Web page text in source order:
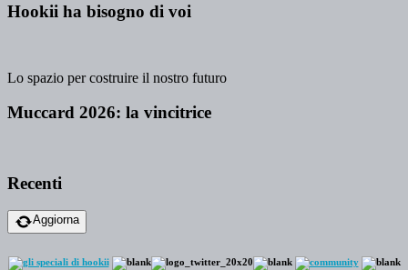
Hookii ha bisogno di voi
Lo spazio per costruire il nostro futuro
Muccard 2026: la vincitrice
Recenti
Aggiorna